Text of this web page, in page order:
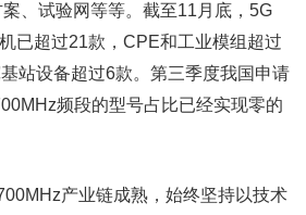
、试验网等等。截至11月底，5G
已超过21款，CPE和工业模组超过
站设备超过6款。第三季度我国申请
频段的型号占比已经实现零的
产业链成熟，始终坚持以技术